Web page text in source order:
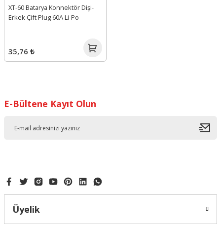
XT-60 Batarya Konnektör Dişi-
Erkek Çift Plug 60A Li-Po
35,76 ₺
E-Bültene Kayıt Olun
Üyelik